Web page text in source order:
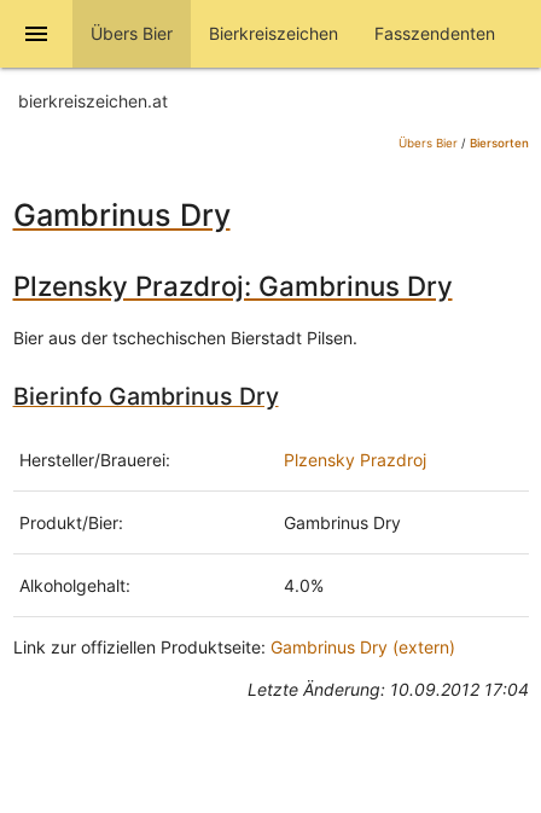
menu Übers Bier Bierkreiszeichen Fasszendenten
bierkreiszeichen.at
Übers Bier/ Biersorten
Gambrinus Dry
Plzensky Prazdroj: Gambrinus Dry
Bier aus der tschechischen Bierstadt Pilsen.
Bierinfo Gambrinus Dry
Hersteller/Brauerei: Plzensky Prazdroj
Produkt/Bier: Gambrinus Dry
Alkoholgehalt: 4.0%
Link zur offiziellen Produktseite: Gambrinus Dry (extern)
Letzte Änderung: 10.09.2012 17:04